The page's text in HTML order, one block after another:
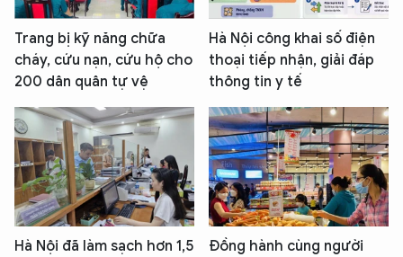
Trang bị kỹ năng chữa
cháy, cứu nạn, cứu hộ cho
200 dân quân tự vệ
Hà Nội công khai số điện
thoại tiếp nhận, giải đáp
thông tin y tế
Hà Nội đã làm sạch hơn 1,5
Đồng hành cùng người